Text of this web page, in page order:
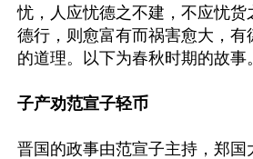
忧，人应忧德之不建，不应忧货
德行，则愈富有而祸害愈大，有
的道理。以下为春秋时期的故事。
子产劝范宣子轻币
晋国的政事由范宣子主持，郑国